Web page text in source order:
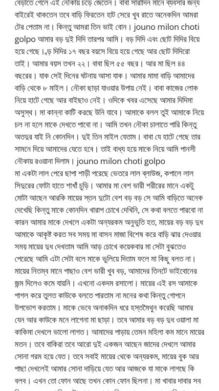
বাইরেই থাকতেন তবে বাড়ি ফিরতেন হাট সেরে খুব রাতে অনেকদিন আমরা
টের পেতাম না। কিন্তু আমরা তিন ভাই বোন। jouno milon choti
golpo আমার বড় দুই দিদি তারপর আমি। বড় দিদি এবং ছোট দিদির বিয়ে
হয়ে গেছে। ব্ড় দিদির ১৭ বছর বয়সে বিয়ে হয়ে গেছে আর ছোট দিদিরো
তাই। আমার বয়স তখন ২২। বাবা ছিল ৫৫ বছর। আর মা ছিল ৪৪
বছরের। যাক সেই দিনের ঘটনায় আসা যাক। আমার মামা বাড়ি আমাদের
বাড়ি থেকে ৮ মাইল। নৌকা ছাড়া যাওয়ার উপায় নেই। বাবা কাজের লোক
নিয়ে হাটে গেছে আর বাইছাও নেই। ওদিকে খবর এসেছে আমার দিদিমা
অসুস্থ। মা কান্না কাটি করছে উনি যাবে। আমাকে বলল তুই আমাকে নিয়ে
চল না হলে মাকে দেখতে পাবো না। আমি তখন নৌকা চালাতে পারি কিন্তু
অতদুর যাই নি কোনদিন। দুই তিন মাইল যেতাম। বাবা যে হাটে গেছে তার
সামনে দিয়ে আমাদের যেতে হবে। তাই বাধ্য হয়ে মাকে নিয়ে আমি পানসী
নৌকায় রওয়ানা দিলাম। jouno milon choti golpo
মা একটা লাল পেরে ছাপা শাড়ী পরেছে ভেতরে লাল ব্লাউজ, কপালে লাল
সিদুরের ফোটা হাতে শাখাঁ চুড়ি। আমার মা বেশ ভারী শরীরের মানে একটু
মোটা আছেন আরকি মায়ের স্তন দুটো বেশ বড় বড় সে আমি বাড়িতে অনেক
দেখেছি কিন্তু মাকে কোনদিন খারাপ চোখে দেখিনি, সে কথা বলতে পারবো না
কারন আমার মাকে দেখলে একটা অন্যরকম অনুভুতি হত, মায়ের বড় বড় দুধ
আমাকে আকৃষ্ট করত সব সময় মা বাসন মাজা বিশেষ করে বাড়ি ঝার দেওয়ার
সময় মায়ের দুধ দেখতাম আমি আড় চোখে কয়েকবার মা সেটা বুঝতেও
পেরেছে আমি এটা সেটা বলে মাকে ভুলিয়ে দিতাম ফলে মা কিছু বলত না।
মায়ের নিতম্ব মানে পাছাও বেশ ভারী খুব বড়, আমাদের তিনটে ভাইবোনের
জন্ম দিলেও কমে যায়নি। এখনো একদম রসালো। মায়ের এই রস আমাকে
পাগল করে তুলত কাউকে বলতে পারতাম না মনের কথা কিন্তু গোপনে
উপভোগ করতাম। মাকে ভেবে অনাকদিন ধরে হস্তমৈথুন করেছি আমার
যেন আর কাউকে মনে লাগেনা মা ছাড়া। তবে আমার বড় বড় দুধ ওয়ালা মা
কাকিমা দেখলে ভালো লাগত। আমাদের পাড়ায় তেমন মহিলা কম মানে মায়ের
মতন। তবে বাকিরা তবে আরো দুই একজন আছেন জাদের দেখলে আমার
সোনা গরম হয়ে যেত। তবে সবাই মায়ের থেকে অন্যরকম, মায়ের বুক আর
পাছা দেখলেই আমার সোনা দাড়িয়ে যেত আর আজকে যা মাকে লাগছে কি
বলব। এখন তো ফোন আছে তখন কোন ফোন ছিলনা। মা খাবার দাবার সব